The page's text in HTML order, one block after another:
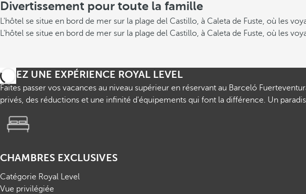
Divertissement pour toute la famille
L'hôtel se situe en bord de mer sur la plage del Castillo, à Caleta de Fuste, où les
L'hôtel se situe en bord de mer sur la plage del Castillo, à Caleta de Fuste, où les
VIVEZ UNE EXPÉRIENCE ROYAL LEVEL
Faites passer vos vacances au niveau supérieur en réservant au Barceló
privés, des réductions et une infinité d'équipements qui font la différence. Un
CHAMBRES EXCLUSIVES
Catégorie Royal Level
Vue privilégiée